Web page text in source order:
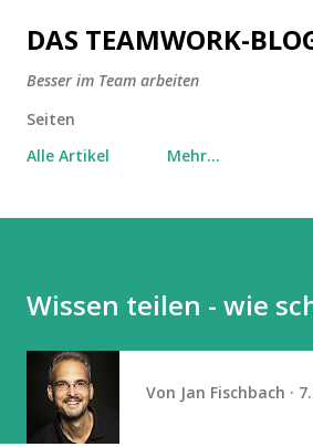
Direkt zum
DAS TEAMWORK-
Besser im Team arbeiten
Seiten
Alle Artikel
Mehr…
Wissen teilen - wie
Von Jan Fischbach